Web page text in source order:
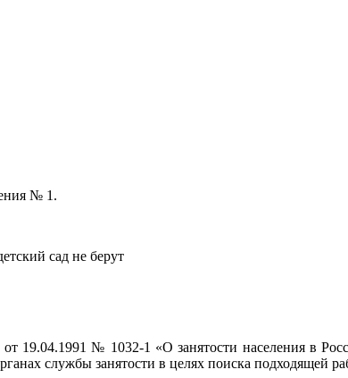
№ 1.
сад не берут
19.04.1991 № 1032-1 «О занятости населения в
службы занятости в целях поиска подходящей